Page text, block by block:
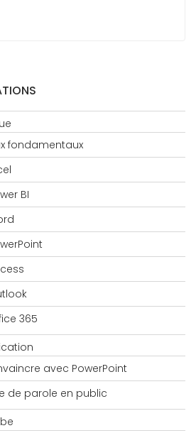
fondamentaux
BI
365
avec PowerPoint
de parole en public